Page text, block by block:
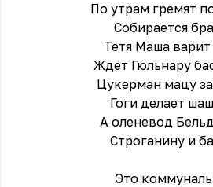
По утрам гремят
Собирается
Тетя Маша
Ждет Гюльнару
Цукерман мацу
Гоги делает
А оленевод
Строганину и
Это